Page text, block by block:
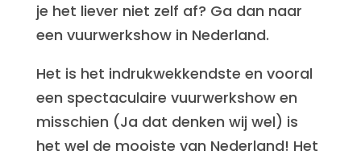
je het liever niet zelf af? Ga dan naar
een vuurwerkshow in Nederland.
Het is het indrukwekkendste en vooral
een spectaculaire vuurwerkshow en
misschien (Ja dat denken wij wel) is
het wel de mooiste van Nederland! Het